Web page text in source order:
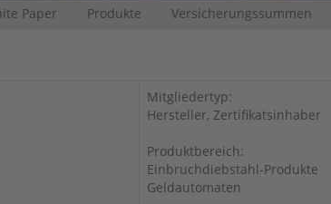
Paper Produkte Versicherungssummen
Mitgliedertyp:
Hersteller, Zertifikatsinhaber
Produktbereich:
Einbruchdiebstahl-Produkte
Geldautomaten